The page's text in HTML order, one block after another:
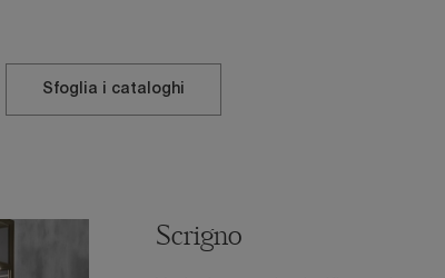
Sfoglia i cataloghi
Scrigno